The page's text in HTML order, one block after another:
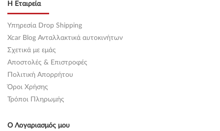
Η Εταιρεία
Υπηρεσία Drop Shipping
Xcar Blog Ανταλλακτικά αυτοκινήτων
Σχετικά με εμάς
Αποστολές & Επιστροφές
Πολιτική Απορρήτου
Όροι Χρήσης
Τρόποι Πληρωμής
Ο Λογαριασμός μου